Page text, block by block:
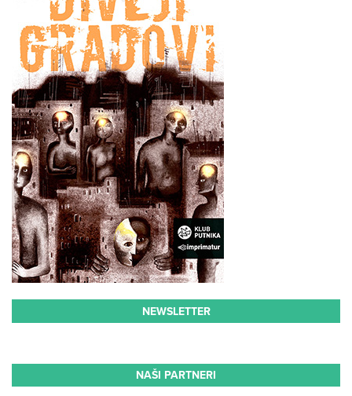
NEWSLETTER
NAŠI PARTNERI